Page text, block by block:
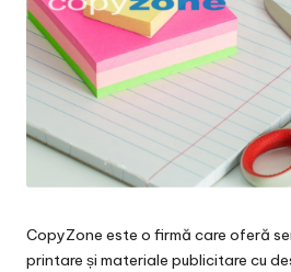
CopyZone este o firmă care oferă
printare și materiale publicitare cu